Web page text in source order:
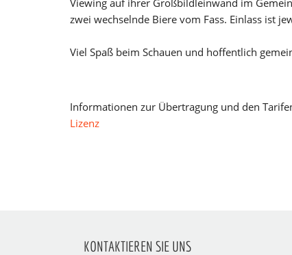
Viewing auf ihrer Großbildleinwand im
zwei wechselnde Biere vom Fass. Einlass ist
Viel Spaß beim Schauen und hoffentlich
Informationen zur Übertragung und den
Lizenz
KONTAKTIEREN SIE UNS